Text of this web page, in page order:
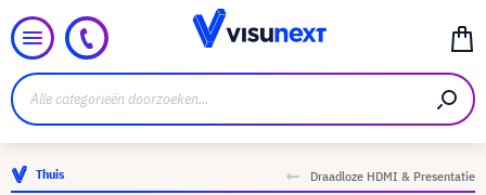
Thuis Draadloze HDMI & Presentatie